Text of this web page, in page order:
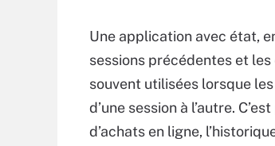
Une application avec état,
sessions précédentes et
souvent utilisées lorsque
d’une session à l’autre.
d’achats en ligne,